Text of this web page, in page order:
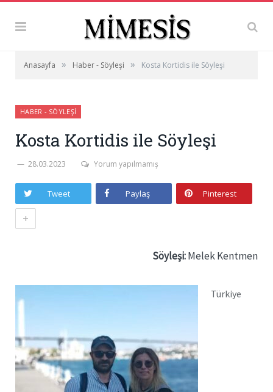
Anasayfa » Haber - Söyleşi » Kosta Kortidis ile Söyleşi
HABER - SÖYLEŞI
Kosta Kortidis ile Söyleşi
28.03.2023 Yorum yapılmamış
Tweet Paylaş Pinterest
+
Söyleşi:Melek Kentmen
Türkiye